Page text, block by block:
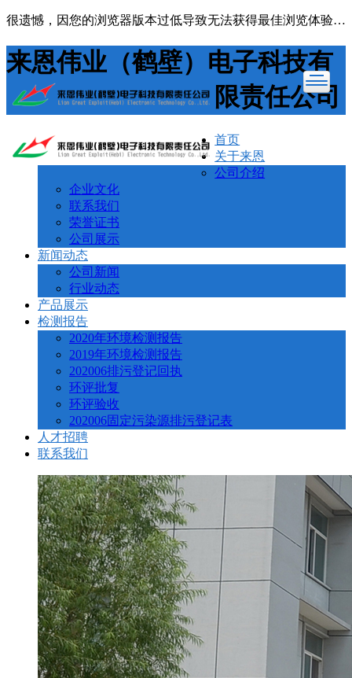
很遗憾，因您的浏览器版本过低导致无法获得最佳浏览体验，推荐下载安装谷歌浏览器！
来恩伟业（鹤壁）电子科技有
限责任公司
首页
关于来恩
公司介绍
企业文化
联系我们
荣誉证书
公司展示
新闻动态
公司新闻
行业动态
产品展示
检测报告
2020年环境检测报告
2019年环境检测报告
202006排污登记回执
环评批复
环评验收
202006固定污染源排污登记表
人才招聘
联系我们